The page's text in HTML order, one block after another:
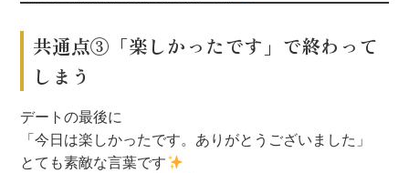
共通点③「楽しかったです」で終わって
しまう
デートの最後に
「今日は楽しかったです。ありがとうございました」
とても素敵な言葉です